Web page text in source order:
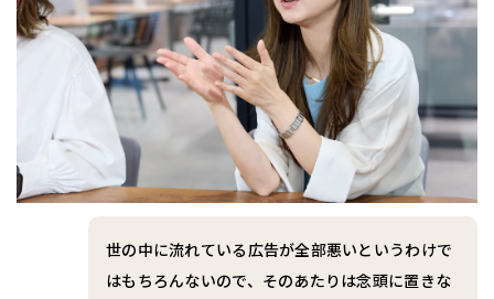
世の中に流れている広告が全部悪いというわけで
はもちろんないので、そのあたりは念頭に置きな